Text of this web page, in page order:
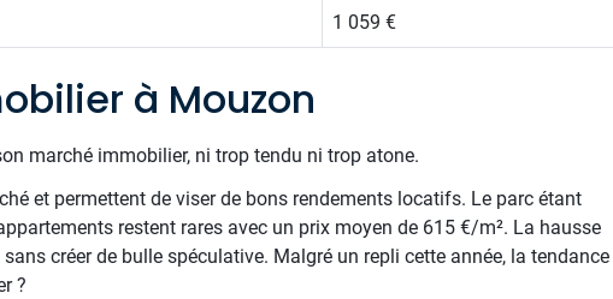
1 059 €
à Mouzon
marché immobilier, ni trop tendu ni trop atone.
et permettent de viser de bons rendements locatifs. Le parc étant
restent rares avec un prix moyen de 615 €/m². La hausse
créer de bulle spéculative. Malgré un repli cette année, la tendance
?